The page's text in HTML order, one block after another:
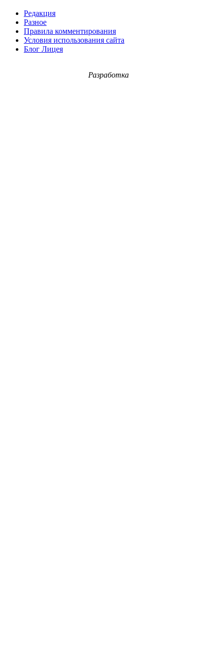
Редакция
Разное
Правила комментирования
Условия использования сайта
Блог Лицея
Разработка